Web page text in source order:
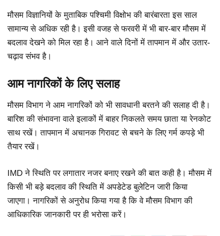
मौसम विज्ञानियों के मुताबिक पश्चिमी विक्षोभ की बारंबारता इस साल
सामान्य से अधिक रही है। इसी वजह से फरवरी में भी बार-बार मौसम में
बदलाव देखने को मिल रहा है। आने वाले दिनों में तापमान में और उतार-
चढ़ाव संभव है।
आम नागरिकों के लिए सलाह
मौसम विभाग ने आम नागरिकों को भी सावधानी बरतने की सलाह दी है।
बारिश की संभावना वाले इलाकों में बाहर निकलते समय छाता या रेनकोट
साथ रखें। तापमान में अचानक गिरावट से बचने के लिए गर्म कपड़े भी
तैयार रखें।
IMD ने स्थिति पर लगातार नजर बनाए रखने की बात कही है। मौसम में
किसी भी बड़े बदलाव की स्थिति में अपडेटेड बुलेटिन जारी किया
जाएगा। नागरिकों से अनुरोध किया गया है कि वे मौसम विभाग की
आधिकारिक जानकारी पर ही भरोसा करें।